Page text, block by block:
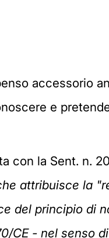
accessorio
e
con la Sent. n.
attribuisce la
del principio di
CE - nel senso di